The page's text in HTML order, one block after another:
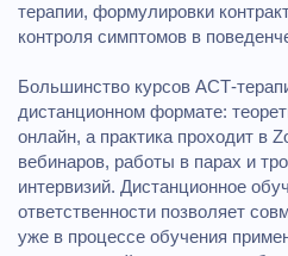
терапии, формулировки
контроля симптомов в
Большинство курсов
дистанционном формате:
онлайн, а практика проходит в
вебинаров, работы в парах и
интервизий. Дистанционное
ответственности позволяет
уже в процессе обучения